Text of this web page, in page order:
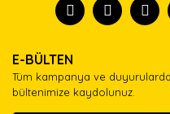
Ürün açıklamasında
Ürün bilgilerinde hatalar
Ürün fiyatı diğer
E-BÜLTEN
Tüm kampanya ve
bültenimize kaydolunuz.